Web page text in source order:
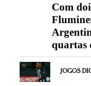
Com
quartas
JOGOS